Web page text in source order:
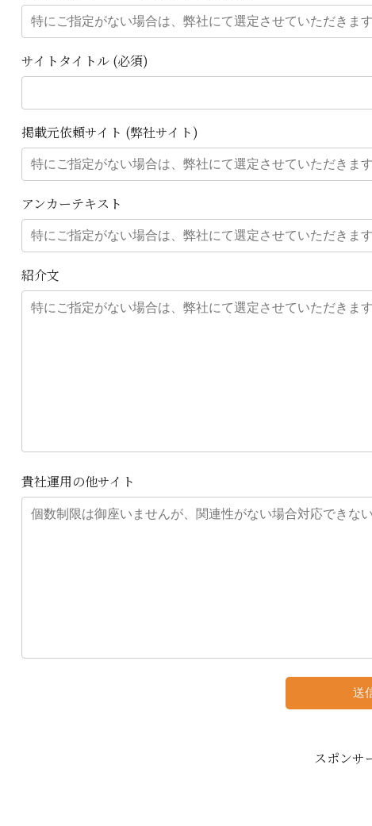
サイトタイトル (必須)
掲載元依頼サイト (弊社サイト)
アンカーテキスト
紹介文
貴社運用の他サイト
スポンサ